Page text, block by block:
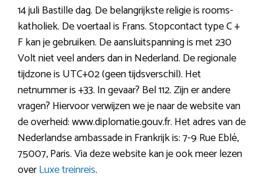
14 juli Bastille dag. De belangrijkste religie is rooms-
katholiek. De voertaal is Frans. Stopcontact type C +
F kan je gebruiken. De aansluitspanning is met 230
Volt niet veel anders dan in Nederland. De regionale
tijdzone is UTC+02 (geen tijdsverschil). Het
netnummer is +33. In gevaar? Bel 112. Zijn er andere
vragen? Hiervoor verwijzen we je naar de website van
de overheid: www.diplomatie.gouv.fr. Het adres van de
Nederlandse ambassade in Frankrijk is: 7-9 Rue Eblé,
75007, Paris. Via deze website kan je ook meer lezen
overLuxe treinreis.